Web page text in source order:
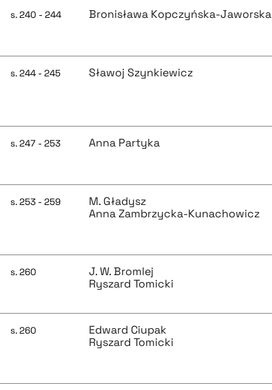
s. 240 - 244 Bronisława Kopczyńska-Jaworska
s. 244 - 245 Sławoj Szynkiewicz
s. 247 - 253 Anna Partyka
s. 253 - 259
M. Gładysz
Anna Zambrzycka-Kunachowicz
s. 260
J. W. Bromlej
Ryszard Tomicki
s. 260
Edward Ciupak
Ryszard Tomicki